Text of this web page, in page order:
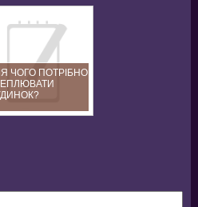
ЧОГО ПОТРІБНО